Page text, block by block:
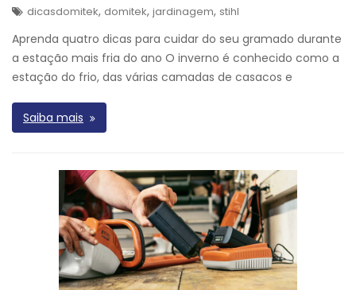
dicasdomitek, domitek, jardinagem, stihl
Aprenda quatro dicas para cuidar do seu gramado durante
a estação mais fria do ano O inverno é conhecido como a
estação do frio, das várias camadas de casacos e
Saiba mais